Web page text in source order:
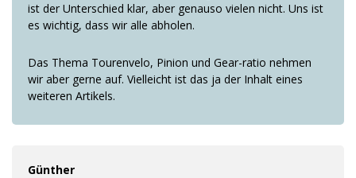
ist der Unterschied klar, aber genauso vielen nicht. Uns ist
es wichtig, dass wir alle abholen.
Das Thema Tourenvelo, Pinion und Gear-ratio nehmen
wir aber gerne auf. Vielleicht ist das ja der Inhalt eines
weiteren Artikels.
Günther